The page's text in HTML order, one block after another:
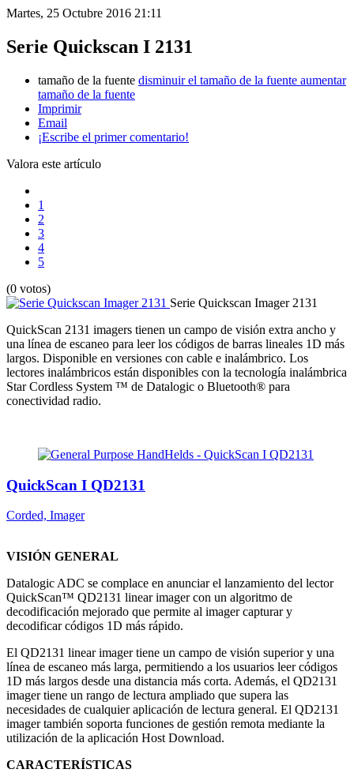
Martes, 25 Octubre 2016 21:11
Serie Quickscan I 2131
tamaño de la fuente disminuir el tamaño de la fuente aumentar
tamaño de la fuente
Imprimir
Email
¡Escribe el primer comentario!
Valora este artículo
1
2
3
4
5
(0 votos)
Serie Quickscan Imager 2131
QuickScan 2131 imagers tienen un campo de visión extra ancho y
una línea de escaneo para leer los códigos de barras lineales 1D más
largos. Disponible en versiones con cable e inalámbrico. Los
lectores inalámbricos están disponibles con la tecnología inalámbrica
Star Cordless System ™ de Datalogic o Bluetooth® para
conectividad radio.
QuickScan I QD2131
Corded, Imager
VISIÓN GENERAL
Datalogic ADC se complace en anunciar el lanzamiento del lector
QuickScan™ QD2131 linear imager con un algoritmo de
decodificación mejorado que permite al imager capturar y
decodificar códigos 1D más rápido.
El QD2131 linear imager tiene un campo de visión superior y una
línea de escaneo más larga, permitiendo a los usuarios leer códigos
1D más largos desde una distancia más corta. Además, el QD2131
imager tiene un rango de lectura ampliado que supera las
necesidades de cualquier aplicación de lectura general. El QD2131
imager también soporta funciones de gestión remota mediante la
utilización de la aplicación Host Download.
CARACTERÍSTICAS